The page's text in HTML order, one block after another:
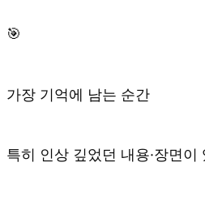
🎯
가장 기억에 남는 순간
특히 인상 깊었던 내용·장면이